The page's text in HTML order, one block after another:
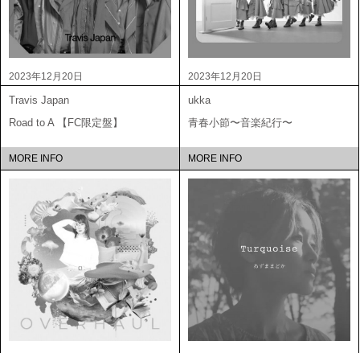
2023年12月20日
Travis Japan
Road to A 【FC限定盤】
MORE INFO
2023年12月20日
ukka
青春小節〜音楽紀行〜
MORE INFO